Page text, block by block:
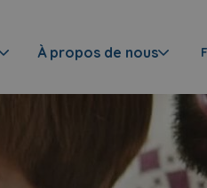
À propos de nous